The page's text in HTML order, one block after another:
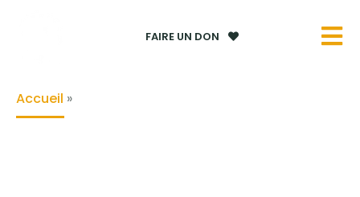
FAIRE UN DON
Accueil »